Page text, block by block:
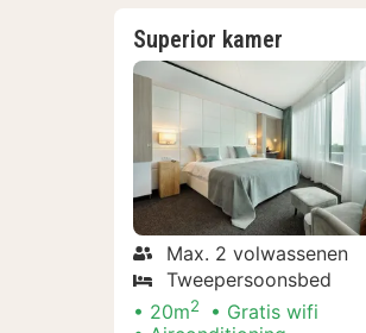
Superior kamer
Max. 2 volwassenen
Tweepersoonsbed
20m2
Gratis wifi